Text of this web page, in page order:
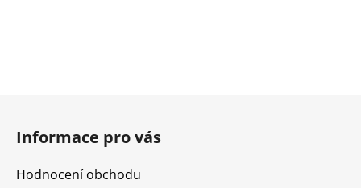
Informace pro vás
Hodnocení obchodu